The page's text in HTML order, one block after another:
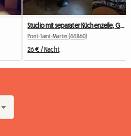
Studio mit separater Küchenzeile, Garten, ruhig, Parkplatz, Glasfaser
Pont-Saint-Martin (44860)
26 € / Nacht